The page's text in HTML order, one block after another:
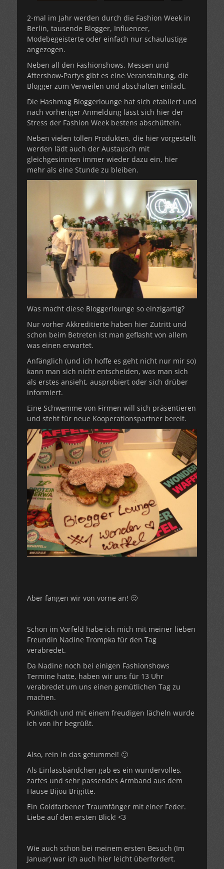
2-mal im Jahr werden durch die Fashion Week in
Berlin, tausende Blogger, Influencer,
Modebegeisterte oder einfach nur schaulustige
angezogen.
Neben all den Fashionshows, Messen und
Aftershow-Partys gibt es eine Veranstaltung, die
Blogger zum Verweilen und abschalten einlädt.
Die Hashmag Bloggerlounge hat sich etabliert und
nach vorheriger Anmeldung lässt sich hier der
Stress der Fashion Week bestens abschütteln.
Neben vielen tollen Produkten, die hier vorgestellt
werden lädt auch der Austausch mit
gleichgesinnten immer wieder dazu ein, hier
mehr als eine Stunde zu bleiben.
Was macht diese Bloggerlounge so einzigartig?
Nur vorher Akkreditierte haben hier Zutritt und
schon beim Betreten ist man geflasht von allem
was einen erwartet.
Anfänglich (und ich hoffe es geht nicht nur mir so)
kann man sich nicht entscheiden, was man sich
als erstes ansieht, ausprobiert oder sich drüber
informiert.
Eine Schwemme von Firmen will sich präsentieren
und steht für neue Kooperationspartner bereit.
Aber fangen wir von vorne an! 🙂
Schon im Vorfeld habe ich mich mit meiner lieben
Freundin Nadine Trompka für den Tag
verabredet.
Da Nadine noch bei einigen Fashionshows
Termine hatte, haben wir uns für 13 Uhr
verabredet um uns einen gemütlichen Tag zu
machen.
Pünktlich und mit einem freudigen lächeln wurde
ich von ihr begrüßt.
Also, rein in das getummel! 🙂
Als Einlassbändchen gab es ein wundervolles,
zartes und sehr passendes Armband aus dem
Hause Bijou Brigitte.
Ein Goldfarbener Traumfänger mit einer Feder.
Liebe auf den ersten Blick! <3
Wie auch schon bei meinem ersten Besuch (Im
Januar) war ich auch hier leicht überfordert.